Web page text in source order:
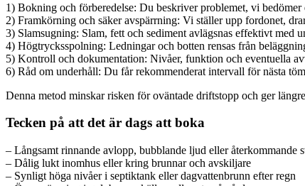
1) Bokning och förberedelse: Du beskriver problemet, vi
2) Framkörning och säker avspärrning: Vi ställer upp fordonet,
3) Slamsugning: Slam, fett och sediment avlägsnas effektivt med
4) Högtrycksspolning: Ledningar och botten rensas från
5) Kontroll och dokumentation: Nivåer, funktion och eventuella
6) Råd om underhåll: Du får rekommenderat intervall för nästa
Denna metod minskar risken för oväntade driftstopp och ger
Tecken på att det är dags att boka
– Långsamt rinnande avlopp, bubblande ljud eller återkommande
– Dålig lukt inomhus eller kring brunnar och avskiljare
– Synligt höga nivåer i septiktank eller dagvattenbrunn efter regn